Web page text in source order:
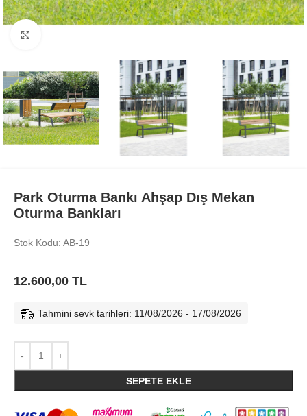
Park Oturma Bankı Ahşap Dış Mekan
Oturma Bankları
Stok Kodu: AB-19
12.600,00 TL
Tahmini sevk tarihleri: 11/08/2026 - 17/08/2026
SEPETE EKLE